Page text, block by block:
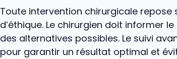
Toute intervention chirurgicale
d’éthique. Le chirurgien doit informer
des alternatives possibles. Le suivi
pour garantir un résultat optimal et